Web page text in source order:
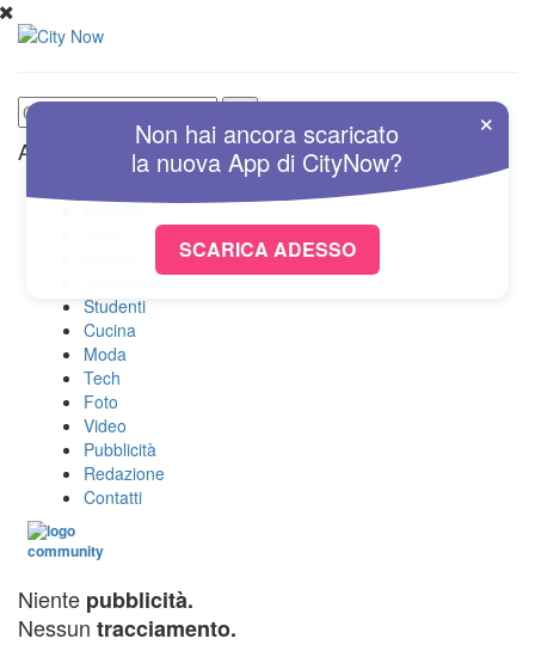
Altre Sezioni
Attualità
Spettacolo
Studenti
Cucina
Moda
Tech
Foto
Video
Pubblicità
Redazione
Contatti
Niente pubblicità.
Nessun tracciamento.
×
Non hai ancora scaricato
la nuovaApp di CityNow?
SCARICA ADESSO